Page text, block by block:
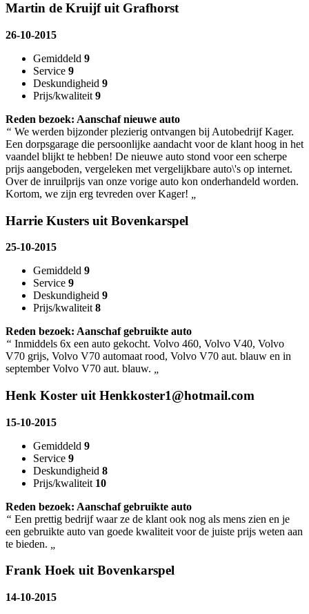
Martin de Kruijf uit Grafhorst
26-10-2015
Gemiddeld 9
Service 9
Deskundigheid 9
Prijs/kwaliteit 9
Reden bezoek: Aanschaf nieuwe auto
“ We werden bijzonder plezierig ontvangen bij Autobedrijf Kager.
Een dorpsgarage die persoonlijke aandacht voor de klant hoog in het
vaandel blijkt te hebben! De nieuwe auto stond voor een scherpe
prijs aangeboden, vergeleken met vergelijkbare auto\'s op internet.
Over de inruilprijs van onze vorige auto kon onderhandeld worden.
Kortom, we zijn erg tevreden over Kager!
Harrie Kusters uit Bovenkarspel
25-10-2015
Gemiddeld 9
Service 9
Deskundigheid 9
Prijs/kwaliteit 8
Reden bezoek: Aanschaf gebruikte auto
“ Inmiddels 6x een auto gekocht. Volvo 460, Volvo V40, Volvo
V70 grijs, Volvo V70 automaat rood, Volvo V70 aut. blauw en in
september Volvo V70 aut. blauw.
Henk Koster uit Henkkoster1@hotmail.com
15-10-2015
Gemiddeld 9
Service 9
Deskundigheid 8
Prijs/kwaliteit 10
Reden bezoek: Aanschaf gebruikte auto
“ Een prettig bedrijf waar ze de klant ook nog als mens zien en je
een gebruikte auto van goede kwaliteit voor de juiste prijs weten aan
te bieden.
Frank Hoek uit Bovenkarspel
14-10-2015